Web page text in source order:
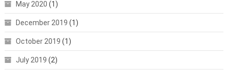
May 2020 (1)
December 2019 (1)
October 2019 (1)
July 2019 (2)